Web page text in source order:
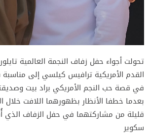
تحولت أجواء حفل زفاف النجمة العالمية
القدم الأمريكية ترافيس كيلسي إلى
في قصة حب النجم الأمريكي براد بيت
بعدما خطفا الأنظار بظهورهما اللافت خلال
قليلة من مشاركتهما في حفل الزفاف الذي
سكوير